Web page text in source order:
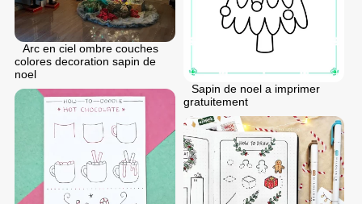
Arc en ciel ombre couches
colores decoration sapin de
noel
Sapin de noel a imprimer
gratuitement